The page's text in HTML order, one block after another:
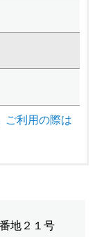
ご利用の際は
地２１号